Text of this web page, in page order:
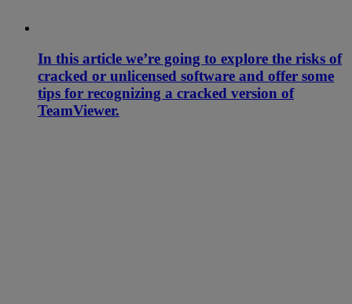
In this article we’re going to explore the risks of
cracked or unlicensed software and offer some
tips for recognizing a cracked version of
TeamViewer.